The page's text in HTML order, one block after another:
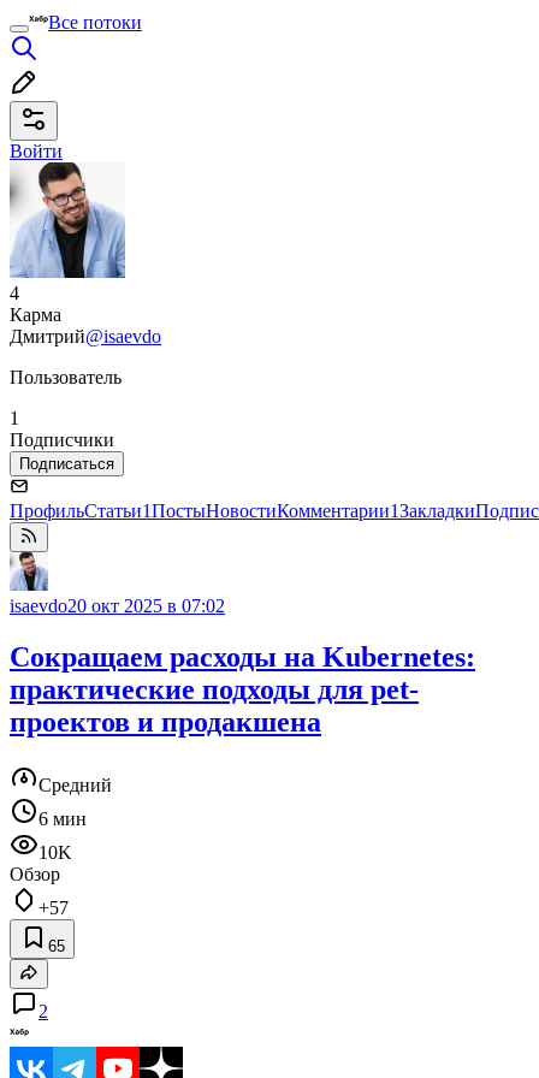
Все потоки
Войти
4
Карма
Дмитрий@isaevdo
Пользователь
1
Подписчики
Подписаться
ПрофильСтатьи1ПостыНовостиКомментарии1Закладки
isaevdo20 окт 2025 в 07:02
Сокращаем расходы на Kubernetes:
практические подходы для pet-
проектов и продакшена
Средний
6 мин
10K
Обзор
+57
65
2